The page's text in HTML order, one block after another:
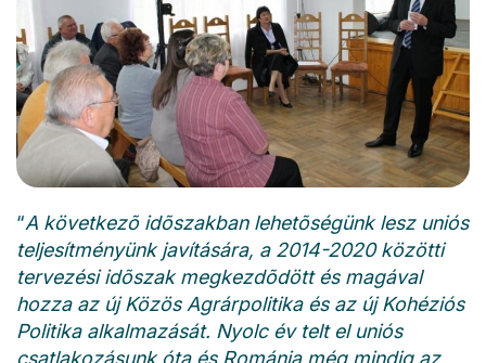
“A következõ idõszakban lehetõségünk lesz uniós
teljesítményünk javítására, a 2014-2020 közötti
tervezési idõszak megkezdõdött és magával
hozza az új Közös Agrárpolitika és az új Kohéziós
Politika alkalmazását. Nyolc év telt el uniós
csatlakozásunk óta és Románia még mindig az